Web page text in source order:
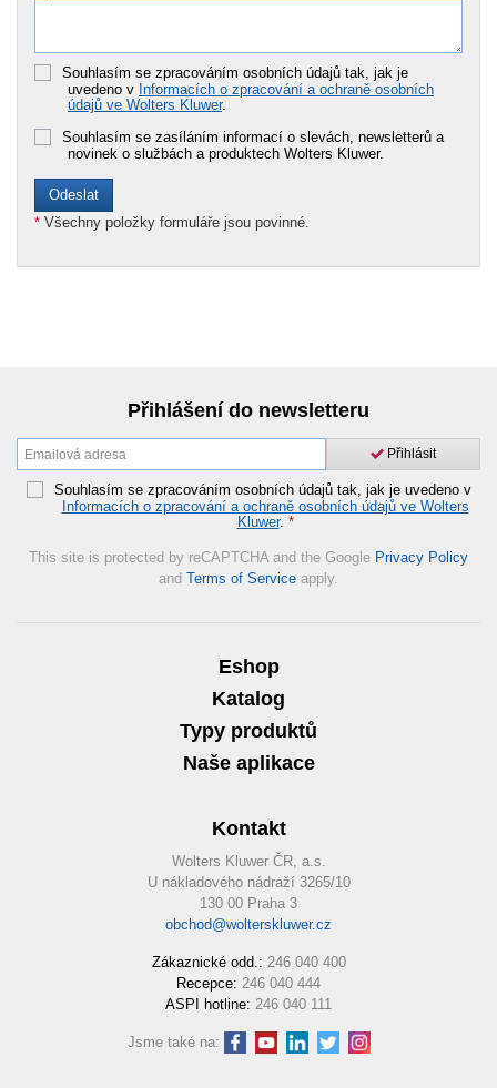
Souhlasím se zpracováním osobních údajů tak, jak je
uvedeno v Informacích o zpracování a ochraně osobních
údajů ve Wolters Kluwer.
Souhlasím se zasíláním informací o slevách, newsletterů a
novinek o službách a produktech Wolters Kluwer.
* Všechny položky formuláře jsou povinné.
Přihlášení do newsletteru
Přihlásit
Souhlasím se zpracováním osobních údajů tak, jak je uvedeno v
Informacích o zpracování a ochraně osobních údajů ve Wolters
Kluwer. *
This site is protected by reCAPTCHA and the Google Privacy Policy
and Terms of Service apply.
Eshop
Katalog
Typy produktů
Naše aplikace
Kontakt
Wolters Kluwer ČR, a.s.
U nákladového nádraží 3265/10
130 00 Praha 3
obchod@wolterskluwer.cz
Zákaznické odd.: 246 040 400
Recepce: 246 040 444
ASPI hotline: 246 040 111
Jsme také na: